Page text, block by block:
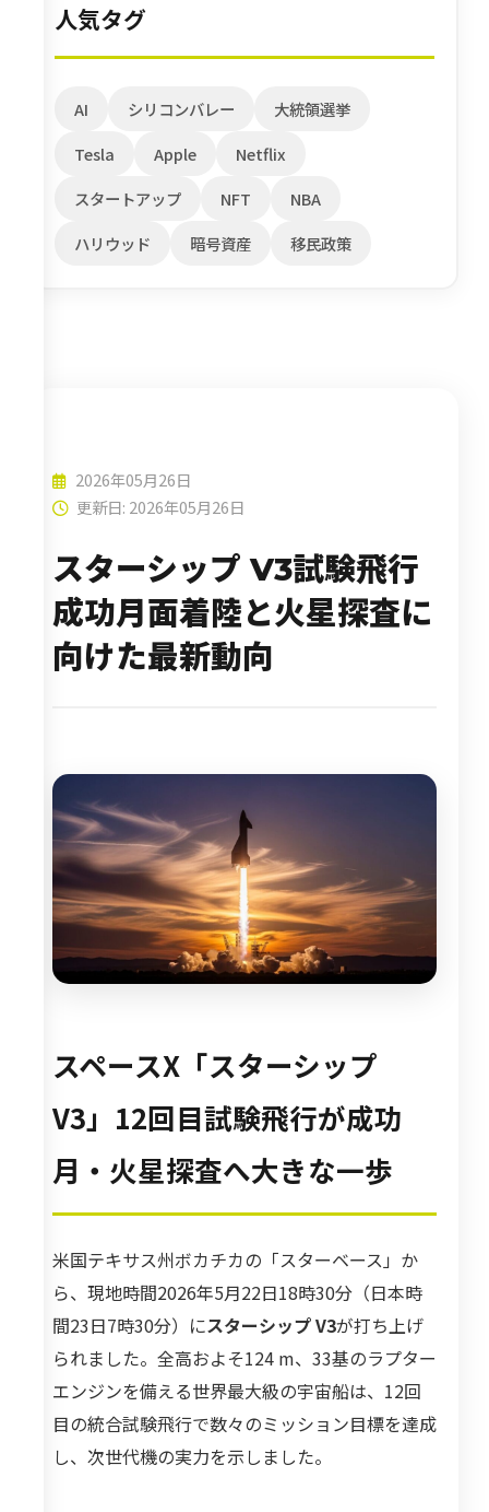
2026年05月26日
更新日: 2026年05月26日
スターシップ V3試験飛行
成功――月面着陸と火星探査に
向けた最新動向
スペースX「スターシップ
V3」12回目試験飛行が成功――
月・火星探査へ大きな一歩
米国テキサス州ボカチカの「スターベース」か
ら、現地時間2026年5月22日18時30分（日本時
間23日7時30分）にスターシップ V3が打ち上げ
られました。全高およそ124 m、33基のラプター
エンジンを備える世界最大級の宇宙船は、12回
目の統合試験飛行で数々のミッション目標を達成
し、次世代機の実力を示しました。
人気タグ
AI シリコンバレー
大統領選挙
Tesla
Apple
Netflix
スタートアップ
NFT
NBA
ハリウッド
暗号資産 移民政策